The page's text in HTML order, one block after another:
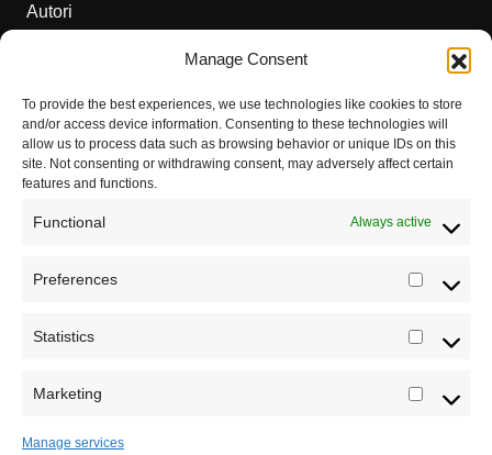
Manage Consent
To provide the best experiences, we use technologies like cookies to store
and/or access device information. Consenting to these technologies will
allow us to process data such as browsing behavior or unique IDs on this
site. Not consenting or withdrawing consent, may adversely affect certain
features and functions.
Functional Always active
Preferences
Statistics
Marketing
Manage services
srede u 12h saznajte najnovije vesti iz sveta
Autori
Dešavanja
Kontakt
Misija sajta Sve o arheologiji